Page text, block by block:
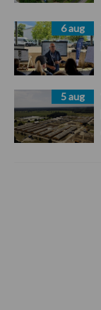
6 aug
5 aug